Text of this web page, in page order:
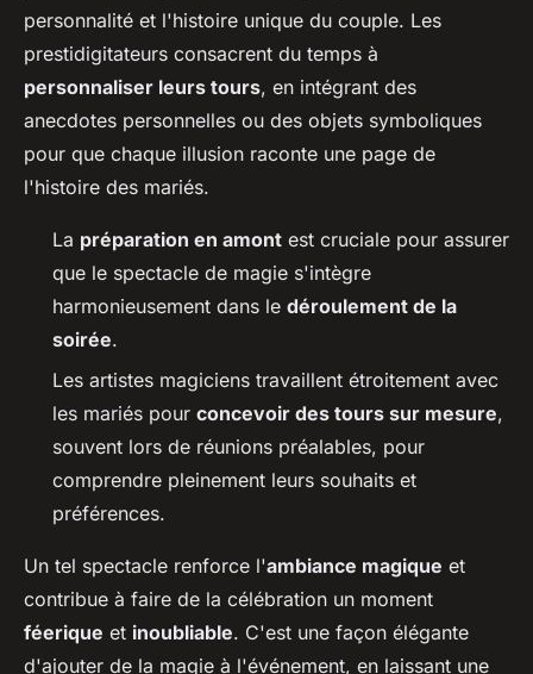
personnalité et l'histoire unique du couple. Les
prestidigitateurs consacrent du temps à
personnaliser leurs tours, en intégrant des
anecdotes personnelles ou des objets symboliques
pour que chaque illusion raconte une page de
l'histoire des mariés.
La préparation en amont est cruciale pour assurer
que le spectacle de magie s'intègre
harmonieusement dans le déroulement de la
soirée.
Les artistes magiciens travaillent étroitement avec
les mariés pour concevoir des tours sur mesure,
souvent lors de réunions préalables, pour
comprendre pleinement leurs souhaits et
préférences.
Un tel spectacle renforce l'ambiance magique et
contribue à faire de la célébration un moment
féerique et inoubliable. C'est une façon élégante
d'ajouter de la magie à l'événement, en laissant une